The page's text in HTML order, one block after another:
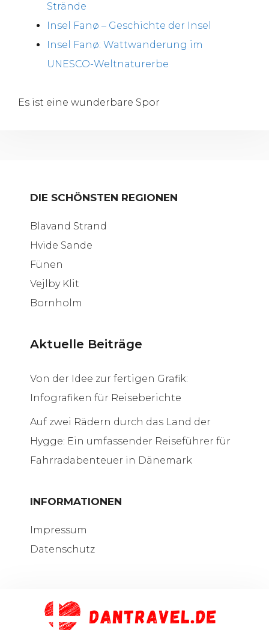
Strände
Insel Fanø – Geschichte der Insel
Insel Fanø: Wattwanderung im
UNESCO-Weltnaturerbe
Es ist eine wunderbare Spor
DIE SCHÖNSTEN REGIONEN
Blavand Strand
Hvide Sande
Fünen
Vejlby Klit
Bornholm
Aktuelle Beiträge
Von der Idee zur fertigen Grafik:
Infografiken für Reiseberichte
Auf zwei Rädern durch das Land der
Hygge: Ein umfassender Reiseführer für
Fahrradabenteuer in Dänemark
INFORMATIONEN
Impressum
Datenschutz